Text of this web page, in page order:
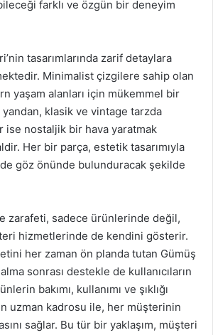
farklı ve özgün bir deneyim
tasarımlarında zarif detaylara
Minimalist çizgilere sahip olan
yaşam alanları için mükemmel bir
klasik ve vintage tarzda
ise nostaljik bir hava yaratmak
Her bir parça, estetik tasarımıyla
göz önünde bulunduracak şekilde
zarafeti, sadece ürünlerinde değil,
hizmetlerinde de kendini gösterir.
her zaman ön planda tutan Gümüş
sonrası destekle de kullanıcıların
bakımı, kullanımı ve şıklığı
uzman kadrosu ile, her müşterinin
sağlar. Bu tür bir yaklaşım, müşteri